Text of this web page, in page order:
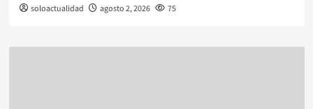
soloactualidad agosto 2, 2026 75